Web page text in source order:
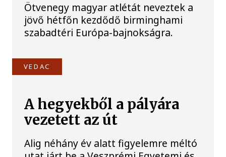
Ötvenegy magyar atlétát neveztek a
jövő hétfőn kezdődő birminghami
szabadtéri Európa-bajnokságra.
VEDAC
A hegyekből a pályára
vezetett az út
Alig néhány év alatt figyelemre méltó